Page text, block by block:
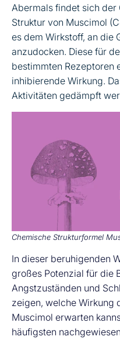
Abermals findet sich der
Struktur von Muscimol
es dem Wirkstoff, an die
anzudocken. Diese für
bestimmten Rezeptoren
inhibierende Wirkung.
Aktivitäten gedämpft
Chemische Strukturformel
In dieser beruhigenden
großes Potenzial für die
Angstzuständen und
zeigen, welche Wirkung
Muscimol erwarten
häufigsten